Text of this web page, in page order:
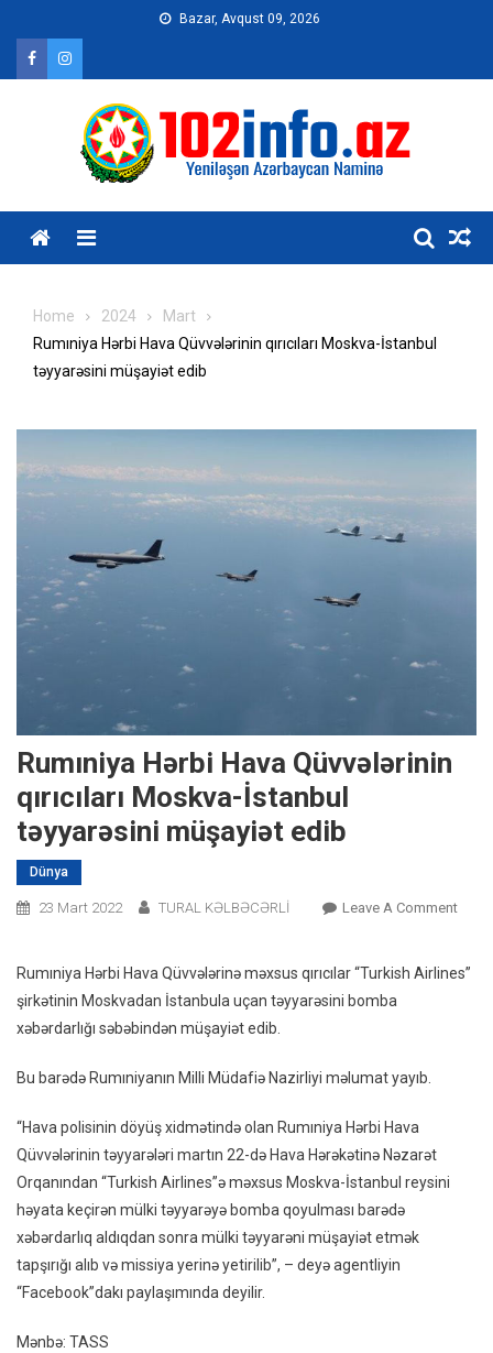
content
Bazar, Avqust 09, 2026
Home 2024
Mart
Rumıniya Hərbi Hava Qüvvələrinin qırıcıları Moskva-İstanbul
təyyarəsini müşayiət edib
Rumıniya Hərbi Hava Qüvvələrinin
qırıcıları Moskva-İstanbul
təyyarəsini müşayiət edib
Dünya
23 Mart 2022 TURAL KƏLBƏCƏRLİ Leave A CommentOn
Hava
Rumıniya Hərbi Hava Qüvvələrinə məxsus qırıcılar “Turkish Airlines”
şirkətinin Moskvadan İstanbula uçan təyyarəsini bomba
xəbərdarlığı səbəbindən müşayiət edib.
Bu barədə Rumıniyanın Milli Müdafiə Nazirliyi məlumat yayıb.
“Hava polisinin döyüş xidmətində olan Rumıniya Hərbi Hava
Qüvvələrinin təyyarələri martın 22-də Hava Hərəkətinə Nəzarət
Orqanından “Turkish Airlines”ə məxsus Moskva-İstanbul reysini
həyata keçirən mülki təyyarəyə bomba qoyulması barədə
xəbərdarlıq aldıqdan sonra mülki təyyarəni müşayiət etmək
tapşırığı alıb və missiya yerinə yetirilib”, – deyə agentliyin
“Facebook”dakı paylaşımında deyilir.
Mənbə: TASS